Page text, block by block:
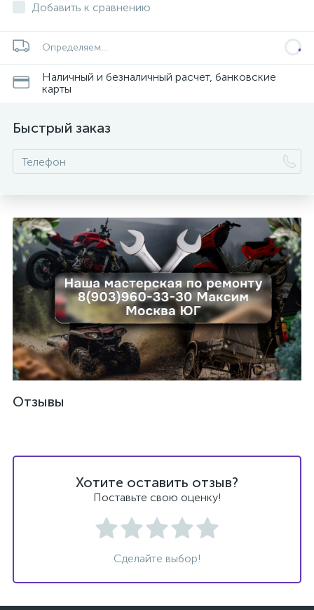
Добавить к сравнению
Определяем...
Наличный и безналичный расчет, банковские
карты
Быстрый заказ
Отзывы
Хотите оставить отзыв?
Поставьте свою оценку!
Сделайте выбор!